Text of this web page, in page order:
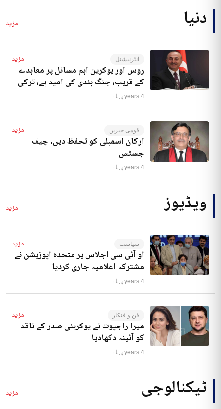
دنیا مزید
انٹرنیشنل مزید
روس اور یوکرین اہم مسائل پر معاہدے
کے قریب، جنگ بندی کی امید ہے، ترکی
4 years پہلے
قومی خبریں مزید
ارکان اسمبلی کو تحفظ دیں، چیف
جسٹس
4 years پہلے
ویڈیوز مزید
سیاست مزید
او آئی سی اجلاس پر متحدہ اپوزیشن نے
مشترکہ اعلامیہ جاری کردیا
4 years پہلے
فن و فنکار مزید
میرا راجپوت نے یوکرینی صدر کے ناقد
کو آئینہ دکھادیا
4 years پہلے
ٹیکنالوجی مزید